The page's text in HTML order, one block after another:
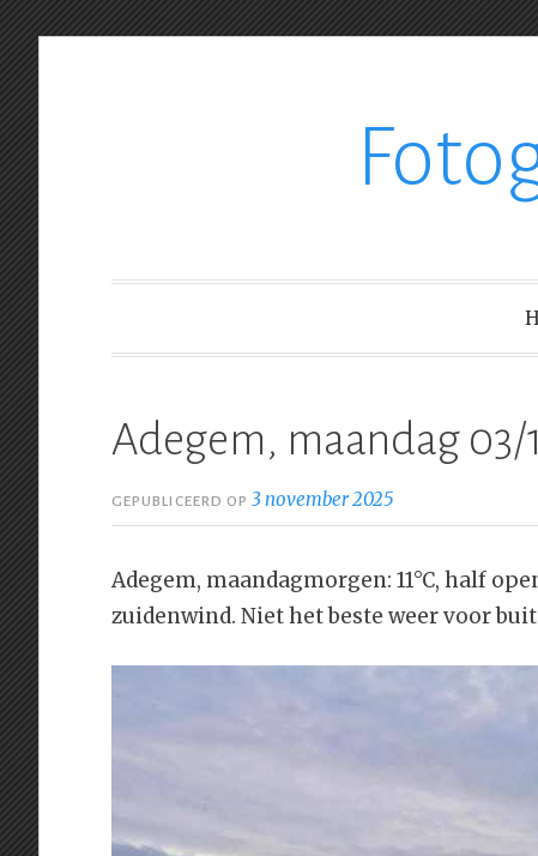
Adegem, maandag 03/
GEPUBLICEERD OP3 november 2025
Adegem, maandagmorgen: 11°C, half
zuidenwind. Niet het beste weer voor